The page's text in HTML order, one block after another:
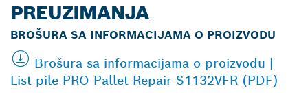
PREUZIMANJA
BROŠURA SA INFORMACIJAMA O PROIZVODU
Brošura sa informacijama o proizvodu |
List pile PRO Pallet Repair S1132VFR (PDF)